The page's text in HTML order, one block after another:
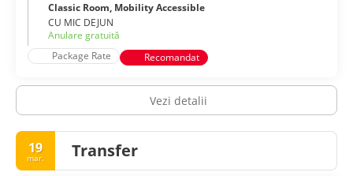
Classic Room, Mobility Accessible
CU MIC DEJUN
Anulare gratuită
Package Rate
Recomandat
Vezi detalii
19
mar. Transfer